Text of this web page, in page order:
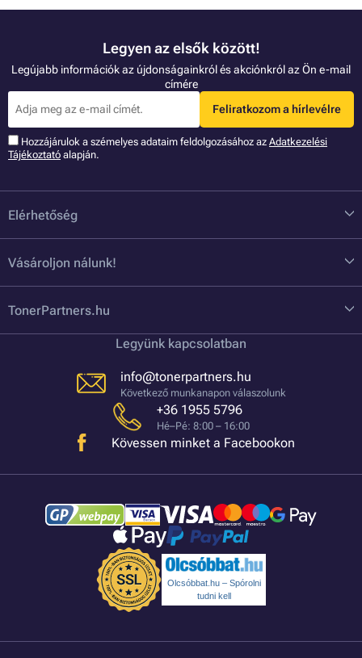
Legyen az elsők között!
Legújabb információk az újdonságainkról és akciónkról az Ön e-mail
címére
Feliratkozom a hírlevélre
Hozzájárulok a szémelyes adataim feldolgozásához az Adatkezelési
Tájékoztató alapján.
Elérhetőség
Vásároljon nálunk!
TonerPartners.hu
Legyünk kapcsolatban
info@tonerpartners.hu
Következő munkanapon válaszolunk
+36 1955 5796
Hé–Pé: 8:00 – 16:00
Kövessen minket a Facebookon
Olcsóbbat.hu – Spórolni
tudni kell